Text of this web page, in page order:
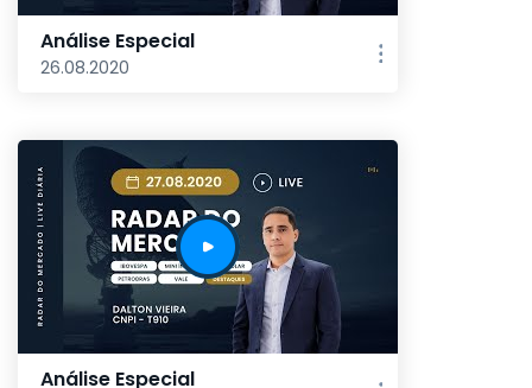
Análise Especial
26.08.2020
Análise Especial